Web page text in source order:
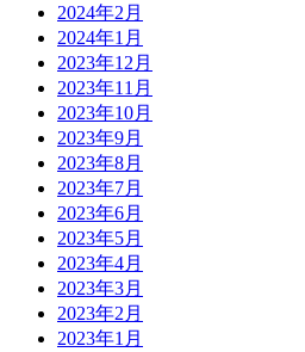
2024年2月
2024年1月
2023年12月
2023年11月
2023年10月
2023年9月
2023年8月
2023年7月
2023年6月
2023年5月
2023年4月
2023年3月
2023年2月
2023年1月